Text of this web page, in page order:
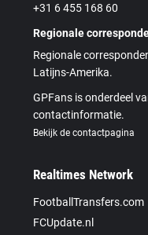
+31 6 455 168 60
Regionale
Regionale
Latijns-Amerika.
GPFans is onderdeel
contactinformatie.
Bekijk de contactpagina
Realtimes Network
FootballTransfers.com
FCUpdate.nl